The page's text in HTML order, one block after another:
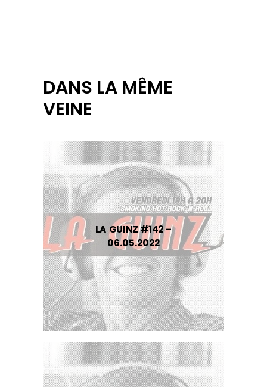
DANS LA MÊME
VEINE
LA GUINZ #142 –
06.05.2022